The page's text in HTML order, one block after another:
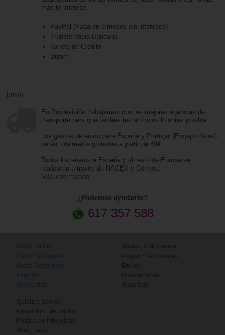
más te interese.
PayPal (Paga en 3 meses sin intereses)
Transferencia Bancaria
Tarjeta de Crédito
Bizum
Envío
En Prodevisión trabajamos con las mejoras agencias de
transporte para que recibas tus artículos lo antes posible.
Los gastos de envío para España y Portugal (Excepto Islas)
serán totalmente gratuitos a partir de 49€.
Todos los envíos a España y al resto de Europa se
realizarán a través de NACEX y Correos.
Más información
¿Podemos ayudarte?
617 357 588
Gafas de Sol
Gafas Graduadas
Gafas Deportivas
Lentillas
Accesorios
Acceso a Mi Cuenta
Registro de Clientes
Envíos
Devoluciones
Garantías
Quiénes Somos
Preguntas Frecuentes
Política de Privacidad
Aviso Legal